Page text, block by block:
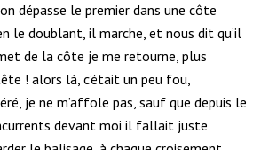
dépasse le premier dans une côte
le doublant, il marche, et nous dit qu’il
de la côte je me retourne, plus
! alors là, c’était un peu fou,
je ne m’affole pas, sauf que depuis le
devant moi il fallait juste